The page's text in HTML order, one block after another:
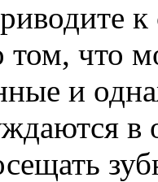
к
том, что
и
в